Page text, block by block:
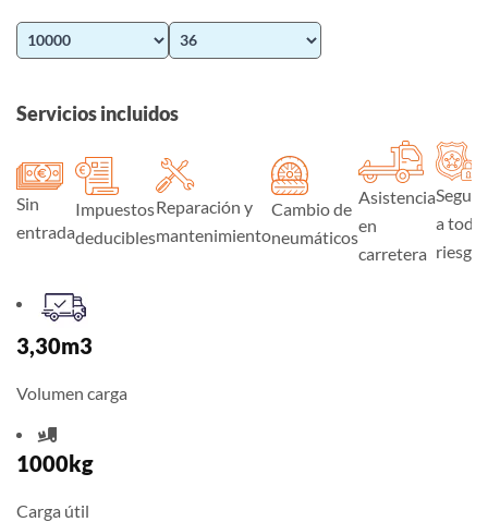
Servicios incluidos
Sin
entrada
Impuestos
deducibles
Reparación y
mantenimiento
Cambio de
neumáticos
Asistencia
en
carretera
Seguro
a todo
riesgo
3,30m3
Volumen carga
1000kg
Carga útil